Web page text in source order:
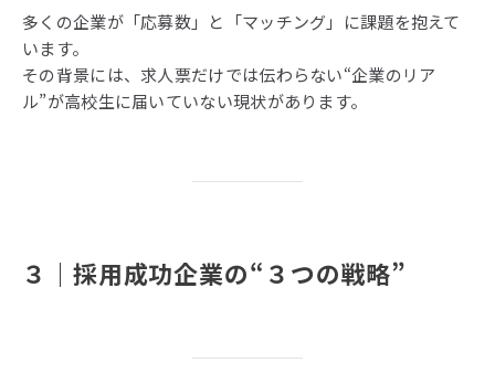
多くの企業が「応募数」と「マッチング」に課題を抱えて
います。
その背景には、求人票だけでは伝わらない“企業のリア
ル”が高校生に届いていない現状があります。
３ ｜ 採用成功企業の“ ３つの戦略”